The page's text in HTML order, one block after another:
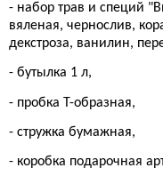
- набор трав и специй
вяленая, чернослив,
декстроза, ванилин,
- бутылка 1 л,
- пробка Т-образная,
- стружка бумажная,
- коробка подарочная